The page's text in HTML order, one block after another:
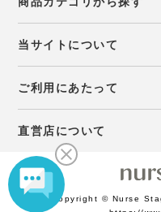
当サイトについて
ご利用にあたって
直営店について
Copyright © Nurse